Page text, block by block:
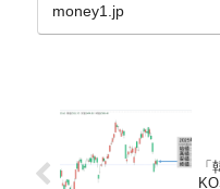
バン
money1.jp